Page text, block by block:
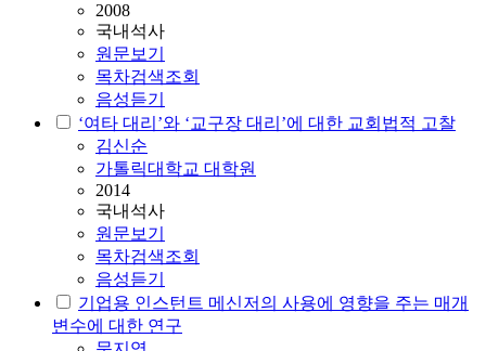
2008
국내석사
원문보기
목차검색조회
음성듣기
‘여타 대리’와 ‘교구장 대리’에 대한 교회법적 고찰
김신순
가톨릭대학교 대학원
2014
국내석사
원문보기
목차검색조회
음성듣기
기업용 인스턴트 메신저의 사용에 영향을 주는 매개
변수에 대한 연구